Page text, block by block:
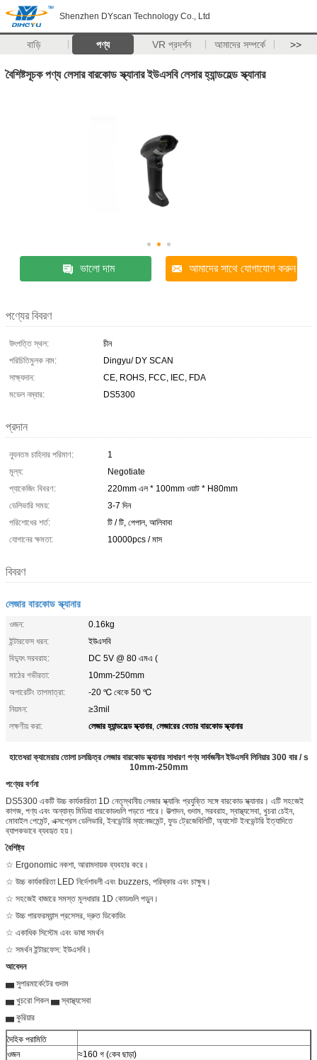
Shenzhen DYscan Technology Co., Ltd
বাড়ি পণ্য VR প্রদর্শন আমাদের সম্পর্কে >>
বৈশিষ্টসূচক পণ্য লেসার বারকোড স্ক্যানার ইউএসবি লেসার হ্যান্ডহেল্ড স্ক্যানার
ভালো দাম আমাদের সাথে যোগাযোগ করুন
পণ্যের বিবরণ
উৎপত্তি স্থল:
চীন
পরিচিতিমুলক নাম:
Dingyu/ DY SCAN
সাক্ষ্যদান:
CE, ROHS, FCC, IEC, FDA
মডেল নম্বার:
DS5300
প্রদান
ন্যূনতম চাহিদার পরিমাণ:
1
মূল্য:
Negotiate
প্যাকেজিং বিবরণ:
220mm এল * 100mm ওয়াট * H80mm
ডেলিভারি সময়:
3-7 দিন
পরিশোধের শর্ত:
টি / টি, পেপাল, আলিবাবা
যোগানের ক্ষমতা:
10000pcs / মাস
বিবরণ
লেজার বারকোড স্ক্যানার
ওজন:
0.16kg
ইন্টারফেস ধরন:
ইউএসবি
বিদ্যুৎ সরবরাহ:
DC 5V @ 80 এমএ (
মাঠের গভীরতা:
10mm-250mm
অপারেটিং তাপমাত্রা:
-20 ℃ থেকে 50 ℃
নিয়মন:
≥3mil
লক্ষণীয় করা:
লেজার হ্যান্ডহেল্ড স্ক্যানার, লেজারের বেতার বারকোড স্ক্যানার
হাতেধরা ক্যামেরায় তোলা চলচ্চিত্র লেজার বারকোড স্ক্যানার সাধারণ পণ্য সার্বজনীন ইউএসবি লিনিয়ার 300 বার / s
10mm-250mm
পণ্যের বর্ণনা
DS5300 একটি উচ্চ কার্যকারিতা 1D নেতৃস্থানীয় লেজার স্ক্যানিং প্রযুক্তি সঙ্গে বারকোড স্ক্যানার। এটি সহজেই
কাগজ, পণ্য এবং অন্যান্য মিডিয়া বারকোডগুলি পড়তে পারে। উত্পাদন, গুদাম, সরবরাহ, স্বাস্থ্যসেবা, খুচরা চেইন,
মোবাইল পেমেন্ট, এক্সপ্রেস ডেলিভারি, ইনভেন্টরি ম্যানেজমেন্ট, ফুড ট্রেজেবিলিটি, অ্যাসেট ইনভেন্টরি ইত্যাদিতে
ব্যাপকভাবে ব্যবহৃত হয়।
বৈশিষ্ট্য
☆ Ergonomic নকশা, আরামদায়ক ব্যবহার করে।
☆ উচ্চ কার্যকারিতা LED নির্দেশাবলী এবং buzzers, পরিষ্কার এবং চাক্ষুষ।
☆ সহজেই বাজারে সমস্ত মূলধারার 1D কোডগুলি পড়ুন।
☆ উচ্চ পারফরম্যান্স প্রসেসর, দ্রুত ডিকোডিং
☆ একাধিক সিস্টেম এবং ভাষা সমর্থন
☆ সমর্থন ইন্টারফেস: ইউএসবি।
আবেদন
▅ সুপারমার্কেটের গুদাম
▅ খুচরো শিকল ▅ স্বাস্থ্যসেবা
▅ কুরিয়ার
দৈহিক পরামিতি
ওজন
≈160 গ (কেব ছাড়া)